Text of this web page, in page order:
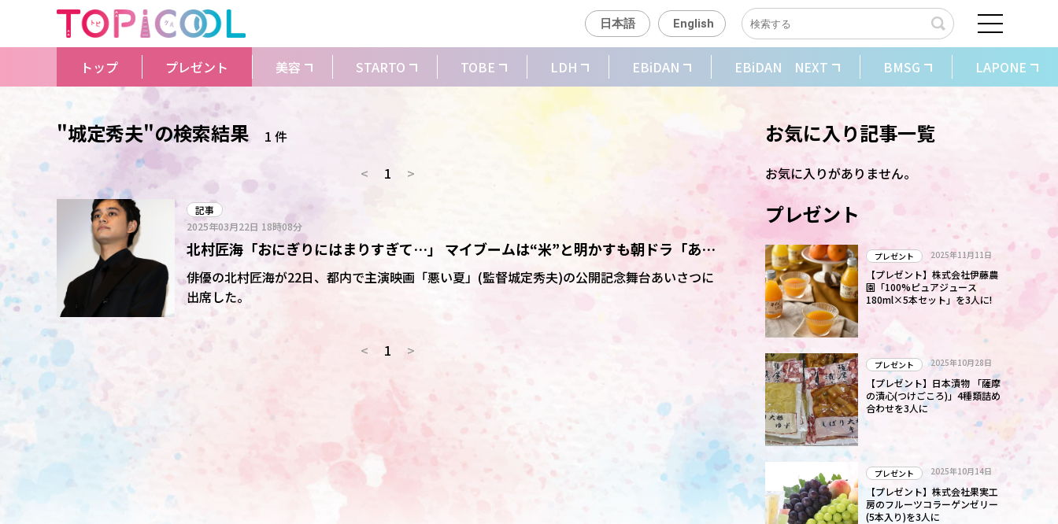
日本語 English
トップ プレゼント 美容 STARTO TOBE LDH EBiDAN EBiDAN NEXT BMSG LAPONE
"城定秀夫"の検索結果
1 件
<
1 >
記事
2025年03月22日 18時08分
北村匠海「おにぎりにはまりすぎて…」 マイブームは“米”と明かすも朝ドラ「あん
ぱん」撮影中なのをツッコまれ苦笑い
俳優の北村匠海が22日、都内で主演映画「悪い夏」(監督城定秀夫)の公開記念舞台あいさつに
出席した。
< 1 >
お気に入り記事一覧
お気に入りがありません。
プレゼント
プレゼント 2025年11月11日
【プレゼント】株式会社伊藤農
園「100%ピュアジュース
180ml×5本セット」を3人に!
プレゼント 2025年10月28日
【プレゼント】日本漬物 「薩摩
の漬心(つけごころ)」4種類詰め
合わせを3人に
プレゼント 2025年10月14日
【プレゼント】株式会社果実工
房のフルーツコラーゲンゼリー
(5本入り)を3人に